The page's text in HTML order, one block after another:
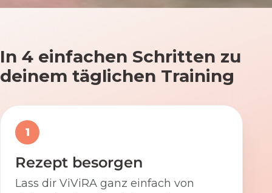
In 4 einfachen Schritten zu
deinem täglichen Training
1
Rezept besorgen
Lass dir ViViRA ganz einfach von